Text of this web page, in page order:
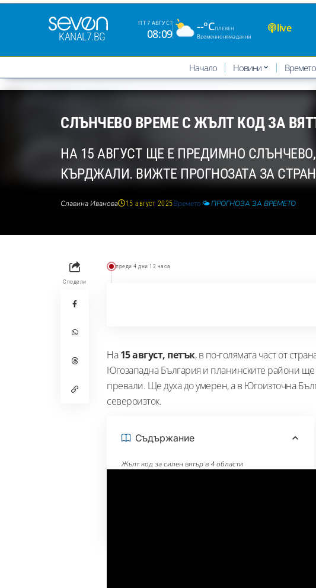
KANAL7.BG
ПТ 7 АВГУСТ
08:09
--°CПЛЕВЕН
Временно няма данни
live
Начало Новини Времето
СЛЪНЧЕВО ВРЕМЕ С ЖЪЛТ КОД ЗА
НА 15 АВГУСТ ЩЕ Е ПРЕДИМНО
КЪРДЖАЛИ. ВИЖТЕ ПРОГНОЗАТА ЗА
Славина Иванова 15 август 2025Времето🌤️ ПРОГНОЗА ЗА ВРЕМЕТО
Сподели
преди 4 дни 12 часа
На15 август, петък, в по-голямата част от
Югозападна България и планинските райони ще
превали. Ще духа до умерен, а в Югоизточна
североизток.
Съдържание
Жълт код за силен вятър в 4 области